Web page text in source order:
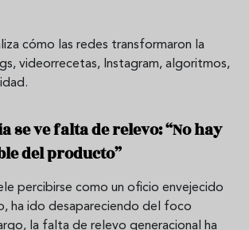
cómo las redes transformaron la
videorrecetas, Instagram, algoritmos,
se ve falta de relevo: “No hay
del producto”
percibirse como un oficio envejecido
ha ido desapareciendo del foco
la falta de relevo generacional ha